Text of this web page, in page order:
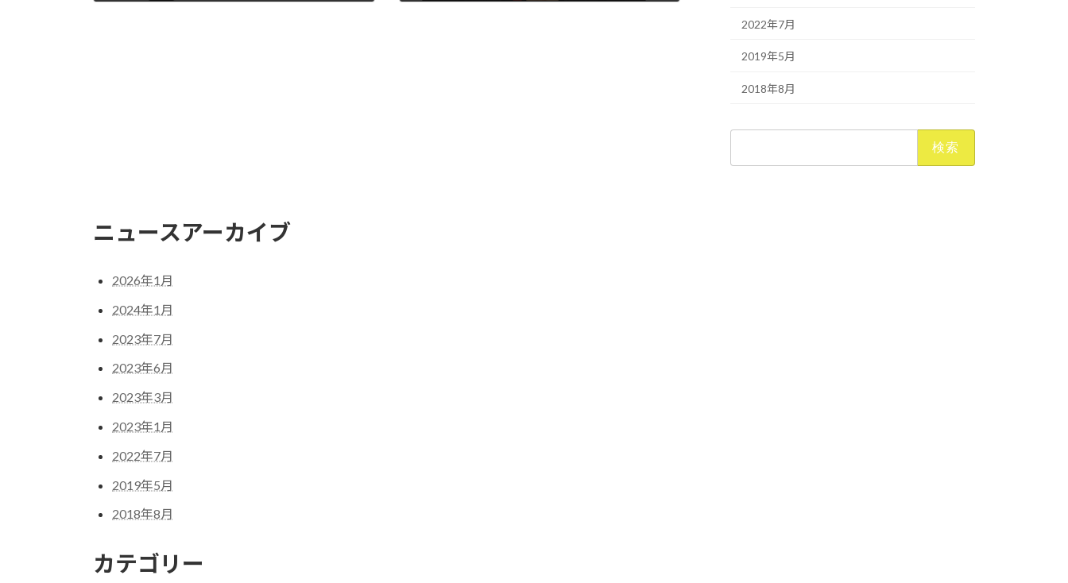
2022年7月
2019年5月
2018年8月
ニュースアーカイブ
2026年1月
2024年1月
2023年7月
2023年6月
2023年3月
2023年1月
2022年7月
2019年5月
2018年8月
カテゴリー